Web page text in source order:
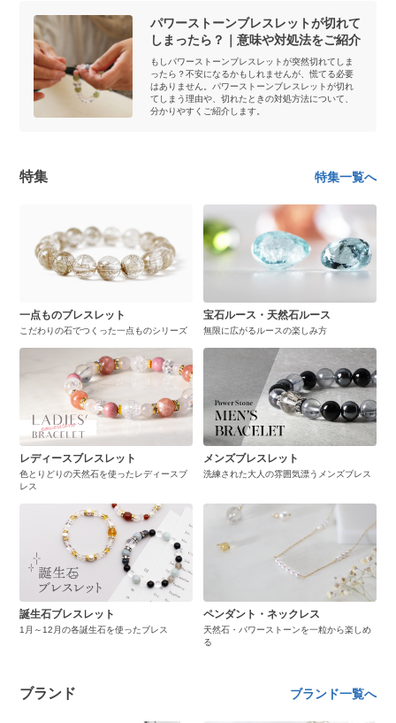
パワーストーンブレスレットが切れて
しまったら？｜意味や対処法をご紹介
もしパワーストーンブレスレットが突然切れてしま
ったら？不安になるかもしれませんが、慌てる必要
はありません。パワーストーンブレスレットが切れ
てしまう理由や、切れたときの対処方法について、
分かりやすくご紹介します。
特集 特集一覧へ
一点ものブレスレット
こだわりの石でつくった一点ものシリーズ
宝石ルース・天然石ルース
無限に広がるルースの楽しみ方
レディースブレスレット
色とりどりの天然石を使ったレディースブ
レス
メンズブレスレット
洗練された大人の雰囲気漂うメンズブレス
誕生石ブレスレット
1月～12月の各誕生石を使ったブレス
ペンダント・ネックレス
天然石・パワーストーンを一粒から楽しめ
る
ブランド ブランド一覧へ